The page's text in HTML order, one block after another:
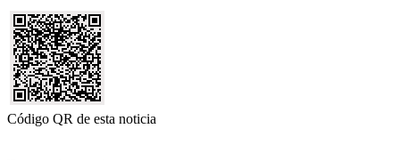
Código QR de esta noticia